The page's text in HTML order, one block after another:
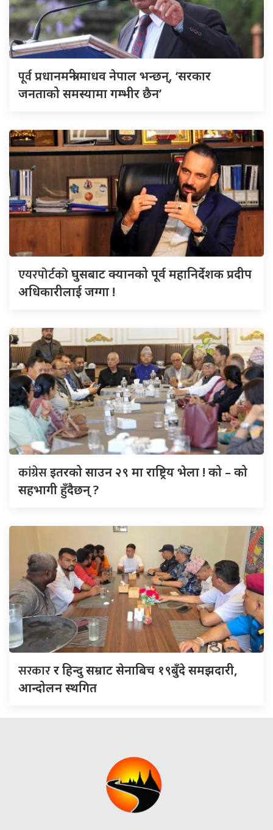
पूर्वप्रधानमन्त्री माधव नेपाल भन्छन्, ‘सरकार
जनताको समस्यामा गम्भीर छैन’
एयरपोर्टकोघुसबाट क्यानको पूर्व महानिर्देशक प्रदीप
अधिकारीलाई जग्गा !
कांग्रेसइतरको साउन २९ मा राष्ट्रिय भेला ! को – को
सहभागी हुँदैछन् ?
सरकारर हिन्दु सम्राट सेनाबिच १९बुँदे समझदारी,
आन्दोलन स्थगित